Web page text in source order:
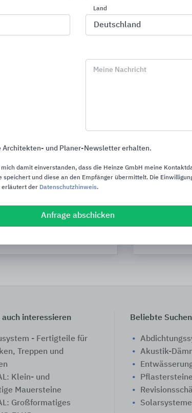
aus
Dachboden
auch interessieren
- Fertigteile für
Treppen und
Klein- und
Mauersteine
Großformatiges
Beliebte Suchen
Akustik-
Pflastersteine
Solarsysteme
Land
Meine Nachricht
Architekten- und Planer-Newsletter erhalten.
damit einverstanden, dass die Heinze GmbH meine
speichert und diese an den Empfänger übermittelt. Die
erläutert der Datenschutzhinweis.
Anfrage abschicken